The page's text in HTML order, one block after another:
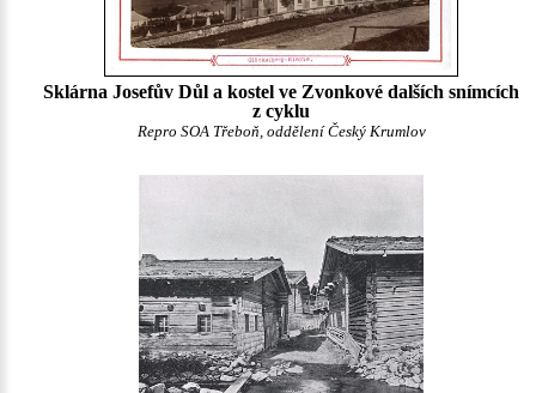
Sklárna Josefův Důl a kostel ve Zvonkové dalších snímcích
z cyklu
Repro SOA Třeboň, oddělení Český Krumlov